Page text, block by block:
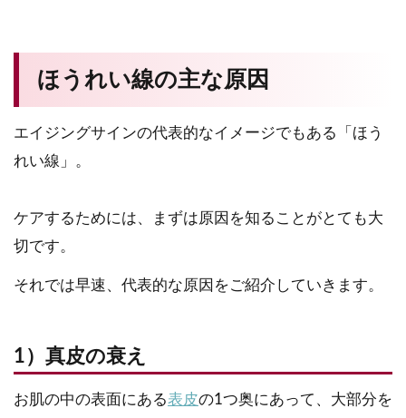
ほうれい線の主な原因
エイジングサインの代表的なイメージでもある「ほう
れい線」。
ケアするためには、まずは原因を知ることがとても大
切です。
それでは早速、代表的な原因をご紹介していきます。
1）真皮の衰え
お肌の中の表面にある表皮の1つ奥にあって、大部分を